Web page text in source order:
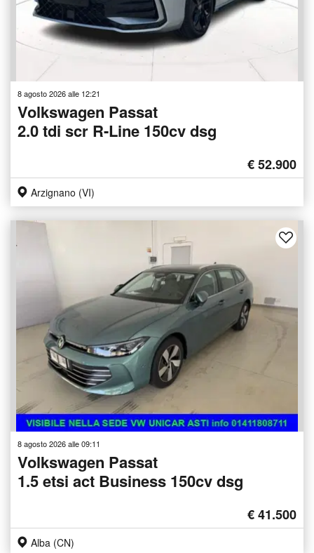
8 agosto 2026 alle 12:21
Volkswagen Passat
2.0 tdi scr R-Line 150cv dsg
€ 52.900
Arzignano (VI)
8 agosto 2026 alle 09:11
Volkswagen Passat
1.5 etsi act Business 150cv dsg
€ 41.500
Alba (CN)